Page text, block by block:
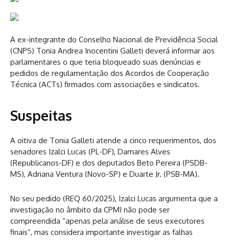
A ex-integrante do Conselho Nacional de Previdência Social
(CNPS) Tonia Andrea Inocentini Galleti deverá informar aos
parlamentares o que teria bloqueado suas denúncias e
pedidos de regulamentação dos Acordos de Cooperação
Técnica (ACTs) firmados com associações e sindicatos.
Suspeitas
A oitiva de Tonia Galleti atende a cinco requerimentos, dos
senadores Izalci Lucas (PL-DF), Damares Alves
(Republicanos-DF) e dos deputados Beto Pereira (PSDB-
MS), Adriana Ventura (Novo-SP) e Duarte Jr. (PSB-MA).
No seu pedido (REQ 60/2025), Izalci Lucas argumenta que a
investigação no âmbito da CPMI não pode ser
compreendida “apenas pela análise de seus executores
finais”, mas considera importante investigar as falhas